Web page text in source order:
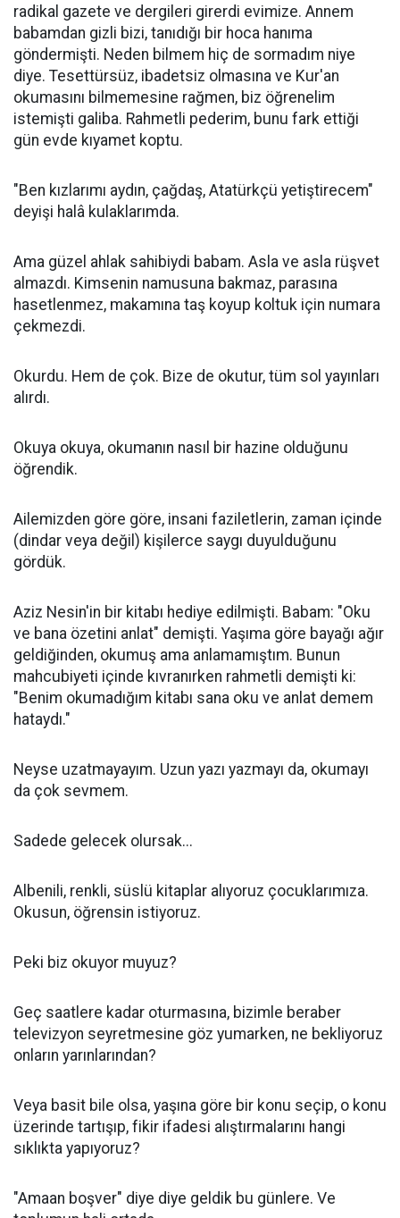
radikal gazete ve dergileri girerdi evimize. Annem
babamdan gizli bizi, tanıdığı bir hoca hanıma
göndermişti. Neden bilmem hiç de sormadım niye
diye. Tesettürsüz, ibadetsiz olmasına ve Kur'an
okumasını bilmemesine rağmen, biz öğrenelim
istemişti galiba. Rahmetli pederim, bunu fark ettiği
gün evde kıyamet koptu.
"Ben kızlarımı aydın, çağdaş, Atatürkçü yetiştirecem"
deyişi halâ kulaklarımda.
Ama güzel ahlak sahibiydi babam. Asla ve asla rüşvet
almazdı. Kimsenin namusuna bakmaz, parasına
hasetlenmez, makamına taş koyup koltuk için numara
çekmezdi.
Okurdu. Hem de çok. Bize de okutur, tüm sol yayınları
alırdı.
Okuya okuya, okumanın nasıl bir hazine olduğunu
öğrendik.
Ailemizden göre göre, insani faziletlerin, zaman içinde
(dindar veya değil) kişilerce saygı duyulduğunu
gördük.
Aziz Nesin'in bir kitabı hediye edilmişti. Babam: "Oku
ve bana özetini anlat" demişti. Yaşıma göre bayağı ağır
geldiğinden, okumuş ama anlamamıştım. Bunun
mahcubiyeti içinde kıvranırken rahmetli demişti ki:
"Benim okumadığım kitabı sana oku ve anlat demem
hataydı."
Neyse uzatmayayım. Uzun yazı yazmayı da, okumayı
da çok sevmem.
Sadede gelecek olursak...
Albenili, renkli, süslü kitaplar alıyoruz çocuklarımıza.
Okusun, öğrensin istiyoruz.
Peki biz okuyor muyuz?
Geç saatlere kadar oturmasına, bizimle beraber
televizyon seyretmesine göz yumarken, ne bekliyoruz
onların yarınlarından?
Veya basit bile olsa, yaşına göre bir konu seçip, o konu
üzerinde tartışıp, fikir ifadesi alıştırmalarını hangi
sıklıkta yapıyoruz?
"Amaan boşver" diye diye geldik bu günlere. Ve